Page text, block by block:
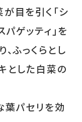
目を引く「シ
ゲッティ」を
ふっくらとし
とした白菜の
葉パセリを効